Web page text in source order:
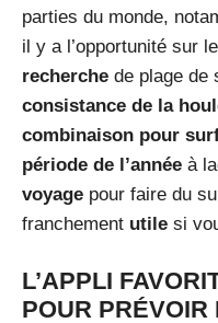
parties du monde,
il y a l’opportunité sur
recherche de plage de
consistance de la
combinaison pour
période de l’année à
voyage pour faire du
franchement utile si
L’APPLI
POUR PRÉVOIR